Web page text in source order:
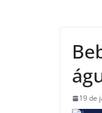
19 de